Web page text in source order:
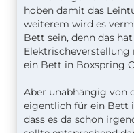
hoben damit das
weiterem wird es
Bett sein, denn das
Elektrischeverstellung
ein Bett in Boxspring
Aber unabhängig von
eigentlich für ein Bett
dass es da schon